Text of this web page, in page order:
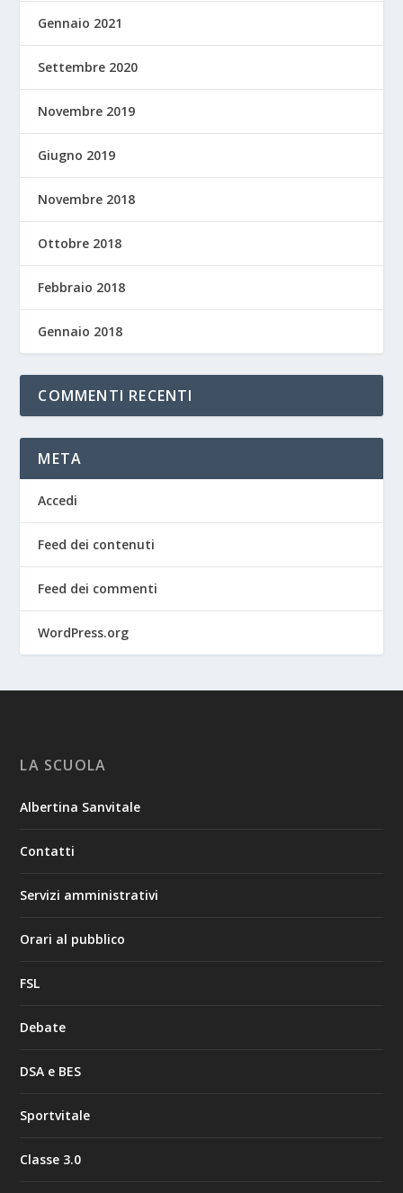
Gennaio 2021
Settembre 2020
Novembre 2019
Giugno 2019
Novembre 2018
Ottobre 2018
Febbraio 2018
Gennaio 2018
COMMENTI RECENTI
META
Accedi
Feed dei contenuti
Feed dei commenti
WordPress.org
LA SCUOLA
Albertina Sanvitale
Contatti
Servizi amministrativi
Orari al pubblico
FSL
Debate
DSA e BES
Sportvitale
Classe 3.0